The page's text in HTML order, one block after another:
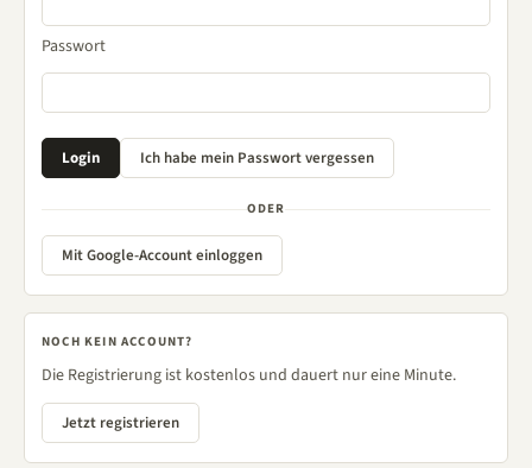
Passwort
ODER
Mit Google-Account einloggen
NOCH KEIN ACCOUNT?
Die Registrierung ist kostenlos und dauert nur eine Minute.
Jetzt registrieren